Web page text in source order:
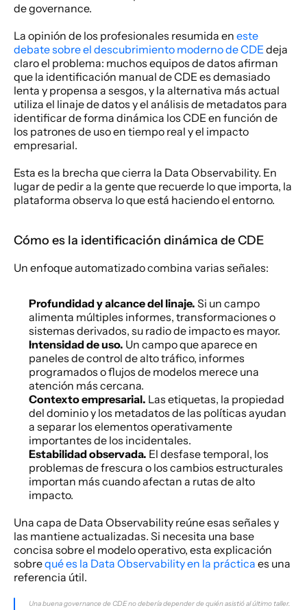
de governance.
La opinión de los profesionales resumida en este
debate sobre el descubrimiento moderno de CDE deja
claro el problema: muchos equipos de datos afirman
que la identificación manual de CDE es demasiado
lenta y propensa a sesgos, y la alternativa más actual
utiliza el linaje de datos y el análisis de metadatos para
identificar de forma dinámica los CDE en función de
los patrones de uso en tiempo real y el impacto
empresarial.
Esta es la brecha que cierra la Data Observability. En
lugar de pedir a la gente que recuerde lo que importa, la
plataforma observa lo que está haciendo el entorno.
Cómo es la identificación dinámica de CDE
Un enfoque automatizado combina varias señales:
Profundidad y alcance del linaje. Si un campo
alimenta múltiples informes, transformaciones o
sistemas derivados, su radio de impacto es mayor.
Intensidad de uso. Un campo que aparece en
paneles de control de alto tráfico, informes
programados o flujos de modelos merece una
atención más cercana.
Contexto empresarial. Las etiquetas, la propiedad
del dominio y los metadatos de las políticas ayudan
a separar los elementos operativamente
importantes de los incidentales.
Estabilidad observada. El desfase temporal, los
problemas de frescura o los cambios estructurales
importan más cuando afectan a rutas de alto
impacto.
Una capa de Data Observability reúne esas señales y
las mantiene actualizadas. Si necesita una base
concisa sobre el modelo operativo, esta explicación
sobre qué es la Data Observability en la práctica es una
referencia útil.
Una buena governance de CDE no debería depender de quién asistió al último taller.